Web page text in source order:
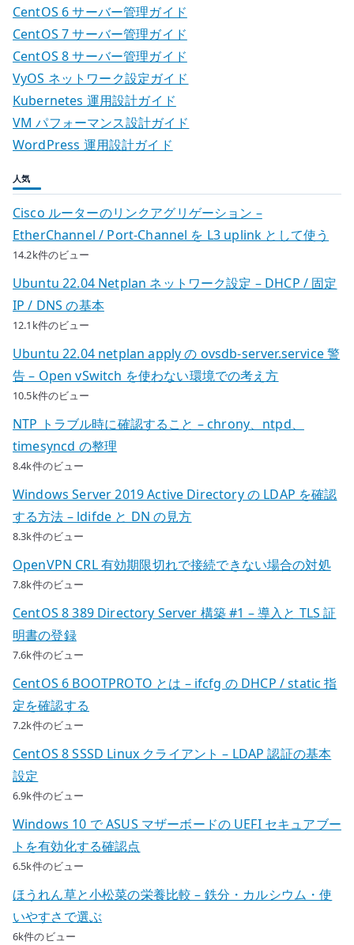
CentOS 6 サーバー管理ガイド
CentOS 7 サーバー管理ガイド
CentOS 8 サーバー管理ガイド
VyOS ネットワーク設定ガイド
Kubernetes 運用設計ガイド
VM パフォーマンス設計ガイド
WordPress 運用設計ガイド
人気
Cisco ルーターのリンクアグリゲーション –
EtherChannel / Port-Channel を L3 uplink として使う
14.2k件のビュー
Ubuntu 22.04 Netplan ネットワーク設定 – DHCP / 固定
IP / DNS の基本
12.1k件のビュー
Ubuntu 22.04 netplan apply の ovsdb-server.service 警
告 – Open vSwitch を使わない環境での考え方
10.5k件のビュー
NTP トラブル時に確認すること – chrony、ntpd、
timesyncd の整理
8.4k件のビュー
Windows Server 2019 Active Directory の LDAP を確認
する方法 – ldifde と DN の見方
8.3k件のビュー
OpenVPN CRL 有効期限切れで接続できない場合の対処
7.8k件のビュー
CentOS 8 389 Directory Server 構築 #1 – 導入と TLS 証
明書の登録
7.6k件のビュー
CentOS 6 BOOTPROTO とは – ifcfg の DHCP / static 指
定を確認する
7.2k件のビュー
CentOS 8 SSSD Linux クライアント – LDAP 認証の基本
設定
6.9k件のビュー
Windows 10 で ASUS マザーボードの UEFI セキュアブー
トを有効化する確認点
6.5k件のビュー
ほうれん草と小松菜の栄養比較 – 鉄分・カルシウム・使
いやすさで選ぶ
6k件のビュー